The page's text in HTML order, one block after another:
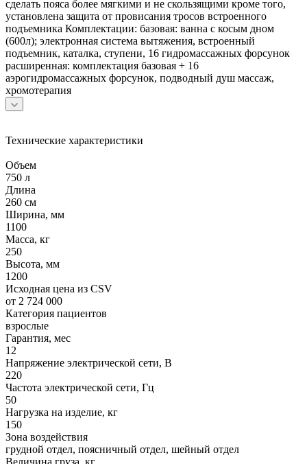
сделать пояса более мягкими и не скользящими кроме того,
установлена защита от провисания тросов встроенного
подъемника Комплектации: базовая: ванна с косым дном
(600л); электронная система вытяжения, встроенный
подъемник, каталка, ступени, 16 гидромассажных форсунок
расширенная: комплектация базовая + 16
аэрогидромассажных форсунок, подводный душ массаж,
хромотерапия
Технические характеристики
Объем
750 л
Длина
260 см
Ширина, мм
1100
Масса, кг
250
Высота, мм
1200
Исходная цена из CSV
от 2 724 000
Категория пациентов
взрослые
Гарантия, мес
12
Напряжение электрической сети, В
220
Частота электрической сети, Гц
50
Нагрузка на изделие, кг
150
Зона воздействия
грудной отдел, поясничный отдел, шейный отдел
Величина груза, кг